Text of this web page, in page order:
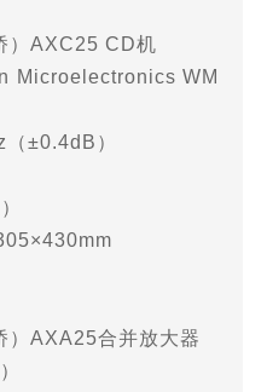
）AXC25 CD机
Microelectronics WM
±0.4dB）
AXA25合并放大器